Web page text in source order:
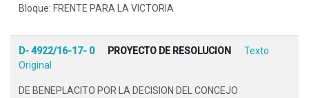
Bloque: FRENTE PARA LA VICTORIA
D- 4922/16-17- 0 PROYECTO DE RESOLUCION
Texto
Original
DE BENEPLACITO POR LA DECISION DEL CONCEJO